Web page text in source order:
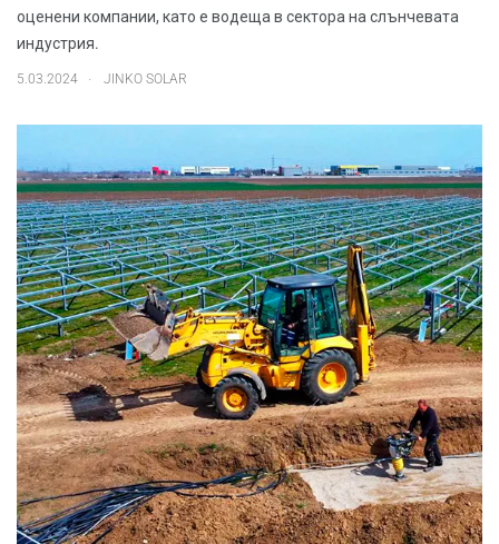
оценени компании, като е водеща в сектора на слънчевата
индустрия.
5.03.2024 . JINKO SOLAR